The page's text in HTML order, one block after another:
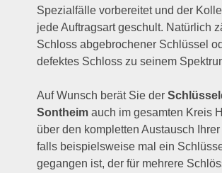
Spezialfälle vorbereitet und der
jede Auftragsart geschult. Natürlich
Schloss abgebrochener Schlüssel
defektes Schloss zu seinem
Auf Wunsch berät Sie der
Sontheim auch im gesamten Kreis
über den kompletten Austausch
falls beispielsweise mal ein
gegangen ist, der für mehrere